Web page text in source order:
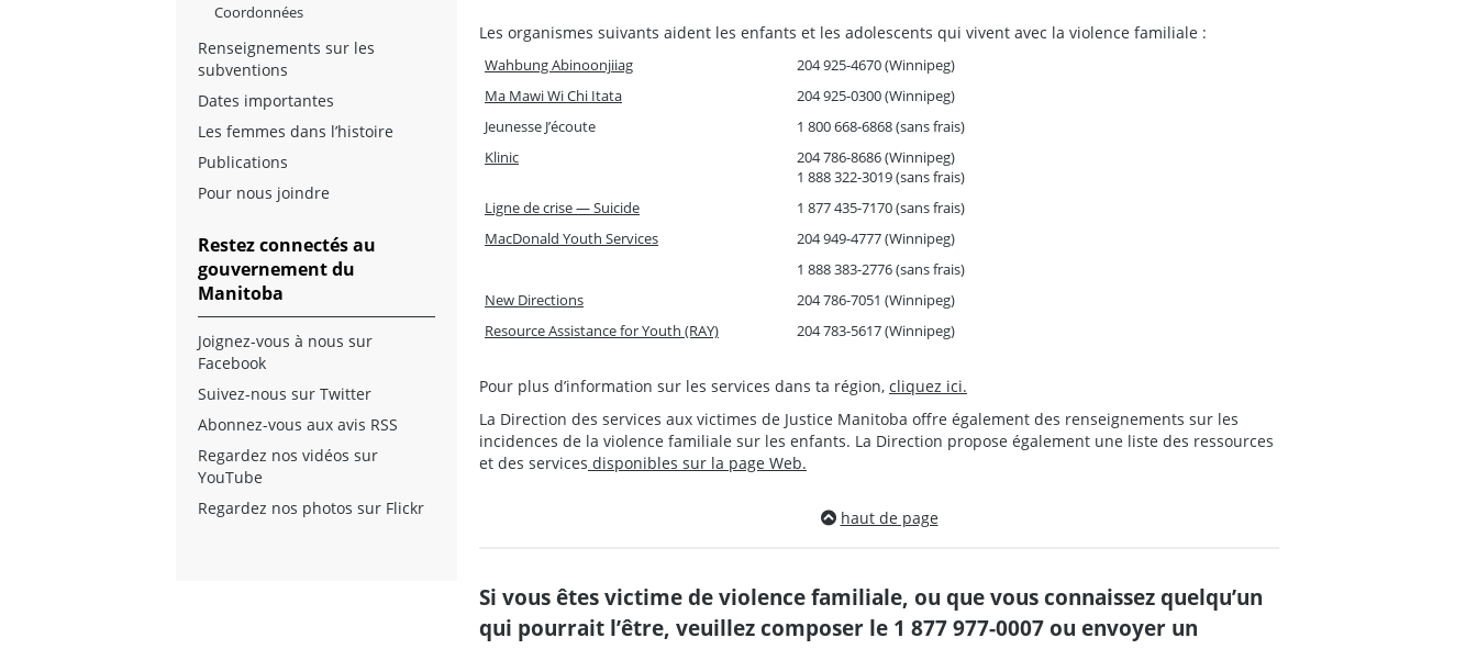
Les organismes suivants aident les enfants et les adolescents qui vivent avec la violence familiale :
Wahbung Abinoonjiiag
204 925-4670 (Winnipeg)
Ma Mawi Wi Chi Itata
204 925-0300 (Winnipeg)
Jeunesse J’écoute
1 800 668-6868 (sans frais)
Klinic
204 786-8686 (Winnipeg)
1 888 322-3019 (sans frais)
Ligne de crise — Suicide
1 877 435-7170 (sans frais)
MacDonald Youth Services
204 949-4777 (Winnipeg)
1 888 383-2776 (sans frais)
New Directions
204 786-7051 (Winnipeg)
Resource Assistance for Youth (RAY)
204 783-5617 (Winnipeg)
Pour plus d’information sur les services dans ta région, cliquez ici.
La Direction des services aux victimes de Justice Manitoba offre également des renseignements sur les
incidences de la violence familiale sur les enfants. La Direction propose également une liste des ressources
et des services disponibles sur la page Web.
haut de page
Si vous êtes victime de violence familiale, ou que vous connaissez quelqu’un
qui pourrait l’être, veuillez composer le 1 877 977-0007 ou envoyer un
Coordonnées
Renseignements sur les
subventions
Dates importantes
Les femmes dans l’histoire
Publications
Pour nous joindre
Restez connectés au
gouvernement du
Manitoba
Joignez-vous à nous sur
Facebook
Suivez-nous sur Twitter
Abonnez-vous aux avis RSS
Regardez nos vidéos sur
YouTube
Regardez nos photos sur Flickr